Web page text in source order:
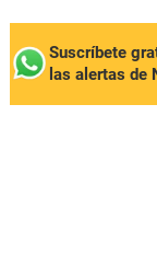
Suscríbete
las alertas de